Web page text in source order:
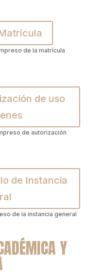
de la matrícula
de uso
de autorización
de Instancia
de la instancia general
Y